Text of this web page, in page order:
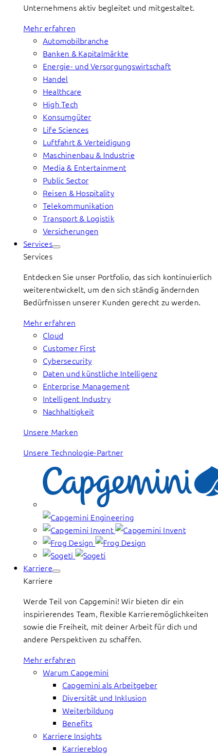
Unternehmens aktiv begleitet und mitgestaltet.
Mehr erfahren
Automobilbranche
Banken & Kapitalmärkte
Energie- und Versorgungswirtschaft
Handel
Healthcare
High Tech
Konsumgüter
Life Sciences
Luftfahrt & Verteidigung
Maschinenbau & Industrie
Media & Entertainment
Public Sector
Reisen & Hospitality
Telekommunikation
Transport & Logistik
Versicherungen
Services
Services
Entdecken Sie unser Portfolio, das sich kontinuierlich
weiterentwickelt, um den sich ständig ändernden
Bedürfnissen unserer Kunden gerecht zu werden.
Mehr erfahren
Cloud
Customer First
Cybersecurity
Daten und künstliche Intelligenz
Enterprise Management
Intelligent Industry
Nachhaltigkeit
Unsere Marken
Unsere Technologie-Partner
Karriere
Karriere
Werde Teil von Capgemini! Wir bieten dir ein
inspirierendes Team, flexible Karrieremöglichkeiten
sowie die Freiheit, mit deiner Arbeit für dich und
andere Perspektiven zu schaffen.
Mehr erfahren
Warum Capgemini
Capgemini als Arbeitgeber
Diversität und Inklusion
Weiterbildung
Benefits
Karriere Insights
Karriereblog